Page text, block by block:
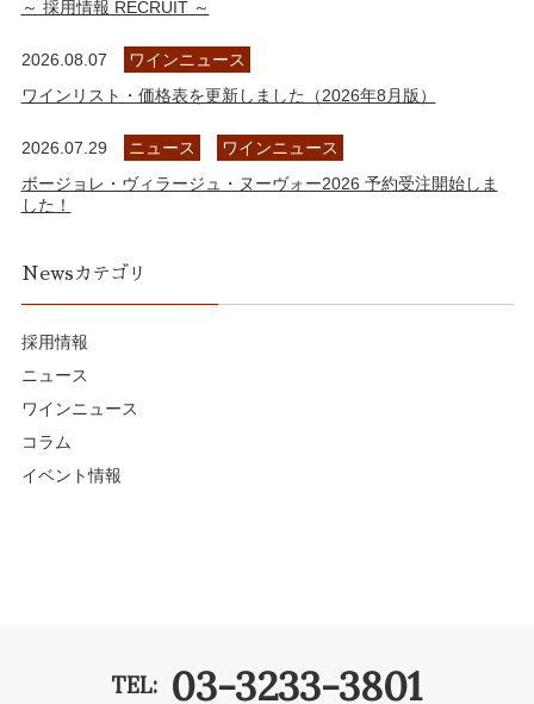
～ 採用情報 RECRUIT ～
2026.08.07
ワインニュース
ワインリスト・価格表を更新しました（2026年8月版）
2026.07.29 ニュース
ワインニュース
ボージョレ・ヴィラージュ・ヌーヴォー2026 予約受注開始しま
した！
Newsカテゴリ
採用情報
ニュース
ワインニュース
コラム
イベント情報
TEL: 03-3233-3801